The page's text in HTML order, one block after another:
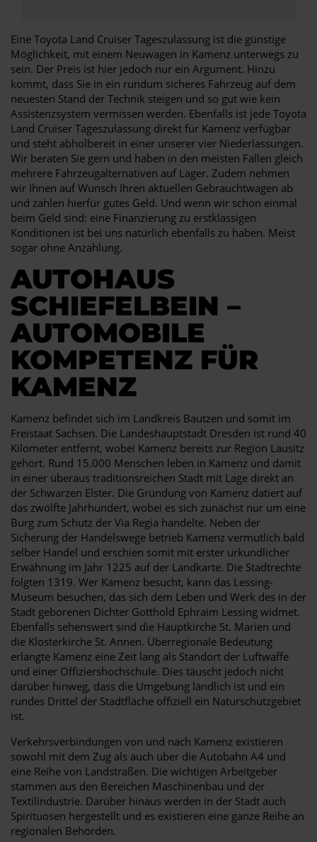
Eine Toyota Land Cruiser Tageszulassung ist die günstige
Möglichkeit, mit einem Neuwagen in Kamenz unterwegs zu
sein. Der Preis ist hier jedoch nur ein Argument. Hinzu
kommt, dass Sie in ein rundum sicheres Fahrzeug auf dem
neuesten Stand der Technik steigen und so gut wie kein
Assistenzsystem vermissen werden. Ebenfalls ist jede Toyota
Land Cruiser Tageszulassung direkt für Kamenz verfügbar
und steht abholbereit in einer unserer vier Niederlassungen.
Wir beraten Sie gern und haben in den meisten Fällen gleich
mehrere Fahrzeugalternativen auf Lager. Zudem nehmen
wir Ihnen auf Wunsch Ihren aktuellen Gebrauchtwagen ab
und zahlen hierfür gutes Geld. Und wenn wir schon einmal
beim Geld sind: eine Finanzierung zu erstklassigen
Konditionen ist bei uns natürlich ebenfalls zu haben. Meist
sogar ohne Anzahlung.
AUTOHAUS
SCHIEFELBEIN –
AUTOMOBILE
KOMPETENZ FÜR
KAMENZ
Kamenz befindet sich im Landkreis Bautzen und somit im
Freistaat Sachsen. Die Landeshauptstadt Dresden ist rund 40
Kilometer entfernt, wobei Kamenz bereits zur Region Lausitz
gehört. Rund 15.000 Menschen leben in Kamenz und damit
in einer überaus traditionsreichen Stadt mit Lage direkt an
der Schwarzen Elster. Die Gründung von Kamenz datiert auf
das zwölfte Jahrhundert, wobei es sich zunächst nur um eine
Burg zum Schutz der Via Regia handelte. Neben der
Sicherung der Handelswege betrieb Kamenz vermutlich bald
selber Handel und erschien somit mit erster urkundlicher
Erwähnung im Jahr 1225 auf der Landkarte. Die Stadtrechte
folgten 1319. Wer Kamenz besucht, kann das Lessing-
Museum besuchen, das sich dem Leben und Werk des in der
Stadt geborenen Dichter Gotthold Ephraim Lessing widmet.
Ebenfalls sehenswert sind die Hauptkirche St. Marien und
die Klosterkirche St. Annen. Überregionale Bedeutung
erlangte Kamenz eine Zeit lang als Standort der Luftwaffe
und einer Offiziershochschule. Dies täuscht jedoch nicht
darüber hinweg, dass die Umgebung ländlich ist und ein
rundes Drittel der Stadtfläche offiziell ein Naturschutzgebiet
ist.
Verkehrsverbindungen von und nach Kamenz existieren
sowohl mit dem Zug als auch über die Autobahn A4 und
eine Reihe von Landstraßen. Die wichtigen Arbeitgeber
stammen aus den Bereichen Maschinenbau und der
Textilindustrie. Darüber hinaus werden in der Stadt auch
Spirituosen hergestellt und es existieren eine ganze Reihe an
regionalen Behörden.